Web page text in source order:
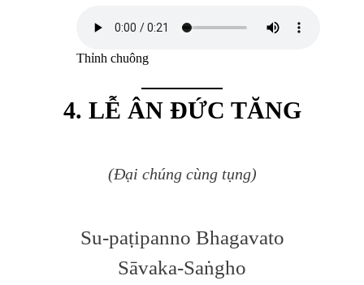
Thỉnh chuông
4. LỄ ÂN ĐỨC TĂNG
(Đại chúng cùng tụng)
Su-paṭipanno Bhagavato
Sāvaka-Saṅgho